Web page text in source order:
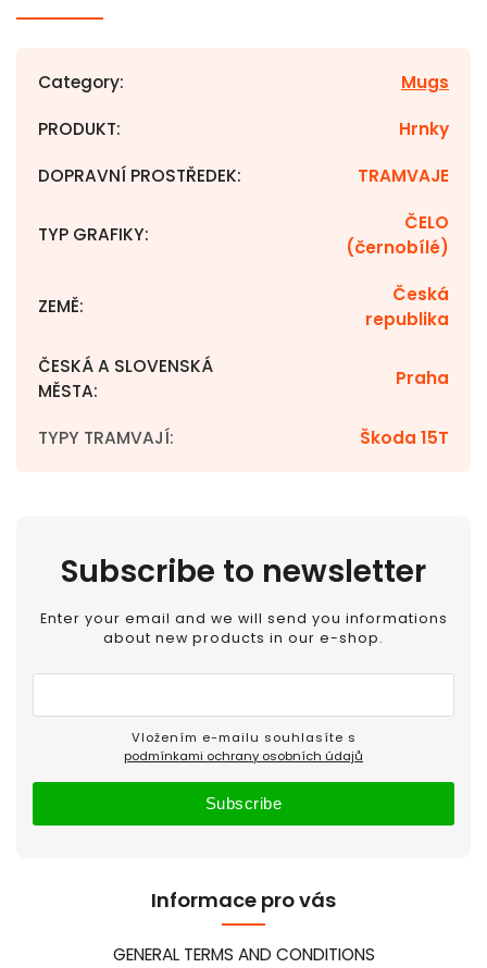
Category: Mugs
PRODUKT: Hrnky
DOPRAVNÍ PROSTŘEDEK: TRAMVAJE
TYP GRAFIKY:
ČELO
(černobílé)
ZEMĚ:
Česká
republika
ČESKÁ A SLOVENSKÁ
MĚSTA:
Praha
TYPY TRAMVAJÍ: Škoda 15T
Informace pro vás
GENERAL TERMS AND CONDITIONS
Subscribe to newsletter
Enter your email and we will send you informations
about new products in our e-shop.
podmínkami ochrany osobních údajů
Subscribe